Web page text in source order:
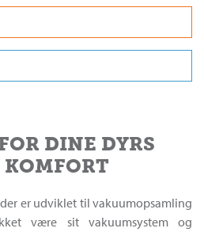
DINE DYRS
er udviklet til vakuumopsamling
være sit vakuumsystem og